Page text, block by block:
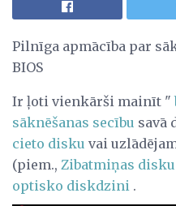
Pilnīga apmācība par
BIOS
Ir ļoti vienkārši mainīt "
sāknēšanas secību savā
cieto disku vai
(piem., Zibatmiņas disku
optisko diskdzini .